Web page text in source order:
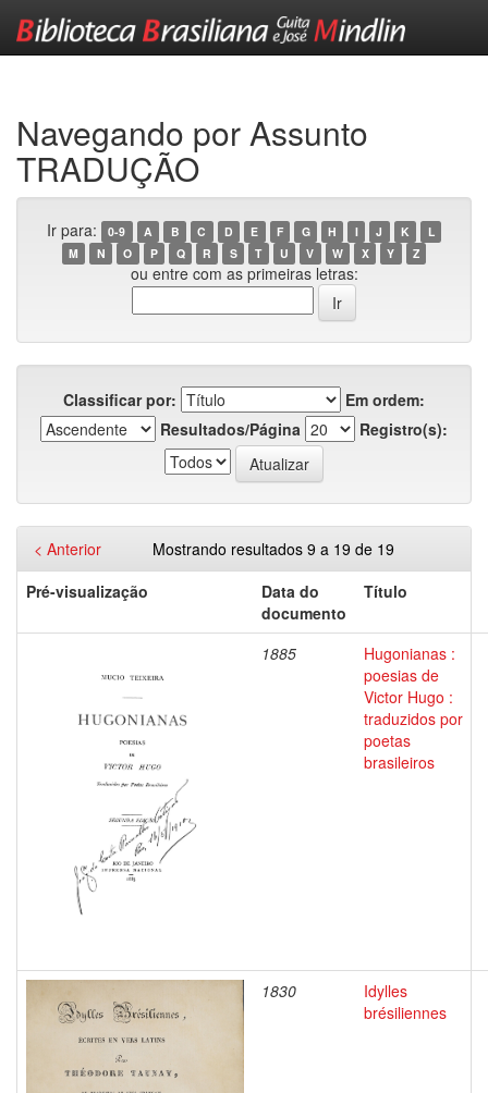
Navegando por Assunto
TRADUÇÃO
Ir para: 0-9 A B C D E F G H I J K
L
M
N O P Q R S T U V W X Y Z
ou entre com as primeiras letras:
Classificar por:
Em ordem:
Resultados/Página
Registro(s):
Mostrando resultados 9 a 19 de 19
< Anterior
Pré-visualização
Data do
documento
Título
1885
Hugonianas :
poesias de
Victor Hugo :
traduzidos por
poetas
brasileiros
1830
Idylles
brésiliennes